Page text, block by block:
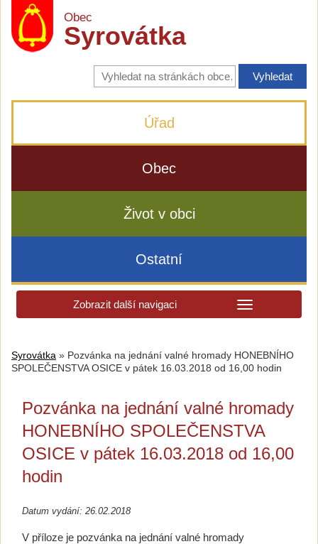
Obec
Syrovátka
Vyhledávání
na
stránkách
Úřad
Obec
Život v obci
Ostatní
Zobrazit další navigaci
Syrovátka » Pozvánka na jednání valné hromady HONEBNÍHO
SPOLEČENSTVA OSICE v pátek 16.03.2018 od 16,00 hodin
Pozvánka na jednání valné hromady
HONEBNÍHO SPOLEČENSTVA
OSICE v pátek 16.03.2018 od 16,00
hodin
Datum vydání: 26.02.2018
V příloze je pozvánka na jednání valné hromady